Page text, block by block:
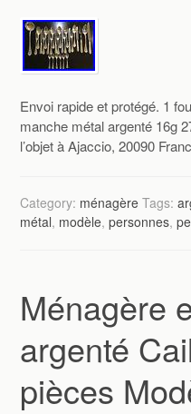
Envoi rapide et protégé. 1
manche métal argenté 16g
l’objet à Ajaccio, 20090
Category: ménagère Tags:
métal, modèle,personnes,
Ménagère
argenté
pièces